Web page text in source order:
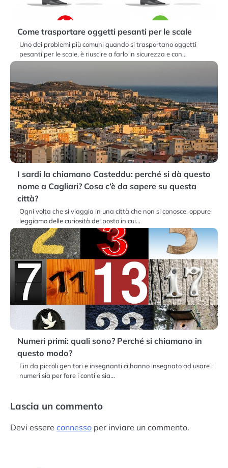
Come trasportare oggetti pesanti per le scale
Uno dei problemi più comuni quando si trasportano oggetti
pesanti per le scale, è riuscire a farlo in sicurezza e con…
I sardi la chiamano Casteddu: perché si dà questo
nome a Cagliari? Cosa c’è da sapere su questa
città?
Ogni volta che si viaggia in una città che non si conosce, oppure
leggiamo delle curiosità del posto in cui…
Numeri primi: quali sono? Perché si chiamano in
questo modo?
Fin da piccoli genitori e insegnanti ci hanno insegnato ad usare i
numeri sia per fare i conti e sia…
Lascia un commento
Devi essere connesso per inviare un commento.